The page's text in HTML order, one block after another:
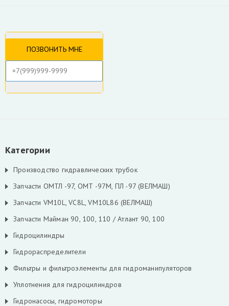
Ротаторы
Захват для леса и лома
Коробка отбора мощности КАМАЗ и другие
РВД производство, ремонт, продажа
Категории
Производство гидравлических трубок
Запчасти ОМТЛ -97, ОМТ -97М, ПЛ -97 (ВЕЛМАШ)
Запчасти VM10L, VC8L, VM10L86 (ВЕЛМАШ)
Запчасти Майман 90, 100, 110 / Атлант 90, 100
Гидроцилиндры
Гидрораспределители
Фильтры и фильтроэлементы для гидроманипуляторов
Уплотнения для гидроцилиндров
Гидронасосы, гидромоторы